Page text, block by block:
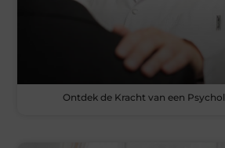
Ontdek de Kracht van een